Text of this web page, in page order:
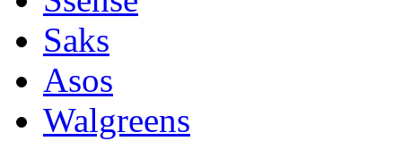
Saks
Asos
Walgreens